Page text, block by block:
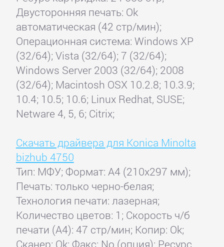
Двусторонняя печать: Ok
автоматическая (42 стр/мин);
Операционная система: Windows XP
(32/64); Vista (32/64); 7 (32/64);
Windows Server 2003 (32/64); 2008
(32/64); Macintosh OSX 10.2.8; 10.3.9;
10.4; 10.5; 10.6; Linux Redhat, SUSE;
Netware 4, 5, 6; Citrix;
Скачать драйвера для Konica Minolta
bizhub 4750
Тип: МФУ; Формат: A4 (210x297 мм);
Печать: только черно-белая;
Технология печати: лазерная;
Количество цветов: 1; Скорость ч/б
печати (А4): 47 стр/мин; Копир: Ok;
Сканер: Ok; Факс: No (опция); Ресурс